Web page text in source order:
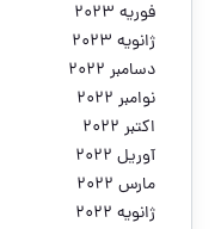
فوریه 2023
ژانویه 2023
دسامبر 2022
نوامبر 2022
اکتبر 2022
آوریل 2022
مارس 2022
ژانویه 2022